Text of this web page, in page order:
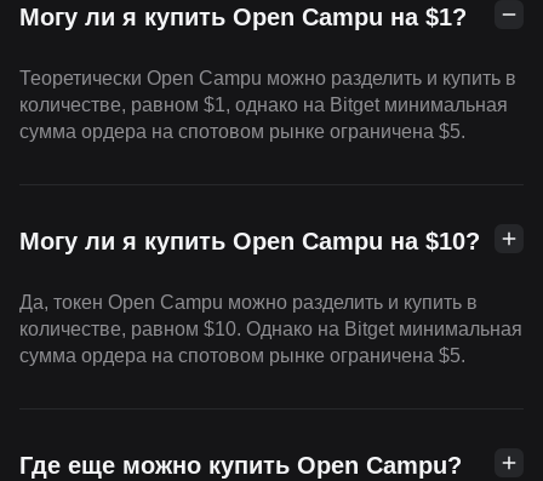
Могу ли я купить Open Campu на $1?
Теоретически Open Campu можно разделить и купить в
количестве, равном $1, однако на Bitget минимальная
сумма ордера на спотовом рынке ограничена $5.
Могу ли я купить Open Campu на $10?
Да, токен Open Campu можно разделить и купить в
количестве, равном $10. Однако на Bitget минимальная
сумма ордера на спотовом рынке ограничена $5.
Где еще можно купить Open Campu?